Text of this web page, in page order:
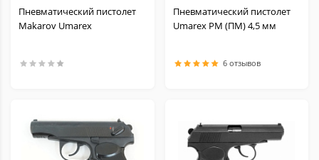
Пневматический пистолет
Makarov Umarex
Пневматический пистолет
Umarex PM (ПМ) 4,5 мм
6 отзывов